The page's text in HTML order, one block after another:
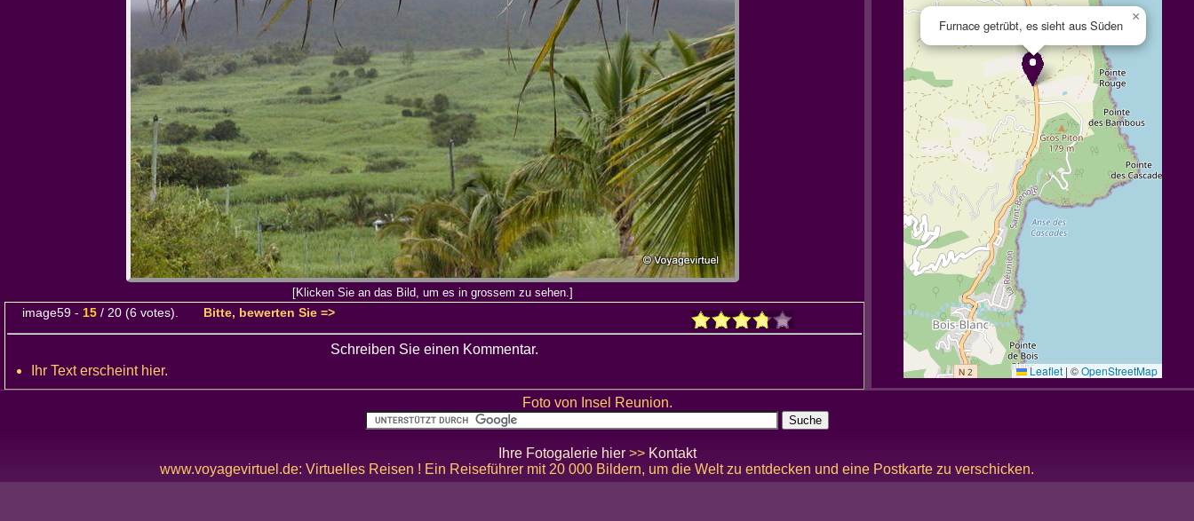
[Klicken Sie an das Bild, um es in grossem zu sehen.]
image59 - 15 / 20 (6 votes). Bitte, bewerten Sie =>
Schreiben Sie einen Kommentar.
Ihr Text erscheint hier.
Furnace getrübt, es sieht aus Süden
×
Leaflet | ©OpenStreetMap
Foto von Insel Reunion.
Ihre Fotogalerie hier>> Kontakt
www.voyagevirtuel.de: Virtuelles Reisen ! Ein Reiseführer mit 20 000 Bildern, um die Welt zu entdecken und eine Postkarte zu verschicken.